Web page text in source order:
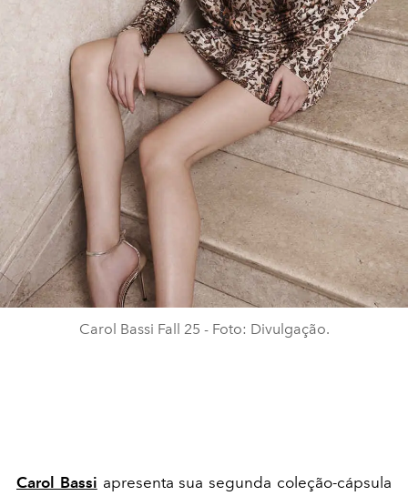
Carol Bassi Fall 25 - Foto: Divulgação.
Carol Bassi apresenta sua segunda coleção-cápsula